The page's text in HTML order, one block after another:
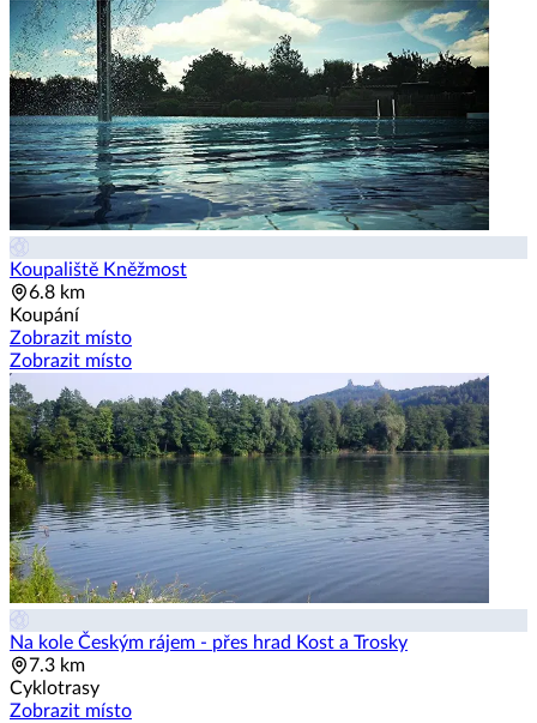
Koupaliště Kněžmost
6.8 km
Koupání
Zobrazit místo
Zobrazit místo
Na kole Českým rájem - přes hrad Kost a Trosky
7.3 km
Cyklotrasy
Zobrazit místo